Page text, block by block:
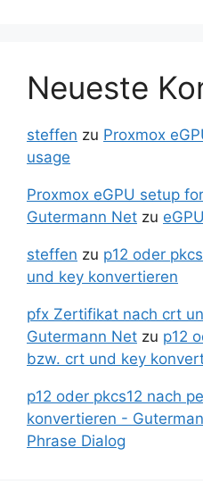
Neueste
steffen zu Proxmox
usage
Proxmox eGPU setup
Gutermann Net zu
steffen zu p12 oder
und key konvertieren
pfx Zertifikat nach crt
Gutermann Net zu p12
bzw. crt und key
p12 oder pkcs12 nach
konvertieren -
Phrase Dialog